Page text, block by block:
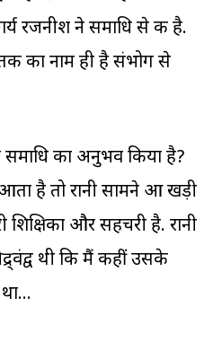
रजनीश ने समाधि से की है.
का नाम ही है संभोग से
का अनुभव किया है?
है तो रानी सामने आ खड़ी
शिक्षिका और सहचरी है. रानी
थी कि मैं कहीं उसके